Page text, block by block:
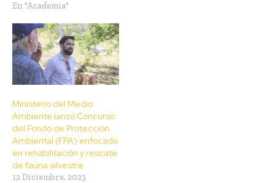
En "Academia"
Ministerio del Medio
Ambiente lanzó Concurso
del Fondo de Protección
Ambiental (FPA) enfocado
en rehabilitación y rescate
de fauna silvestre
12 Diciembre, 2023